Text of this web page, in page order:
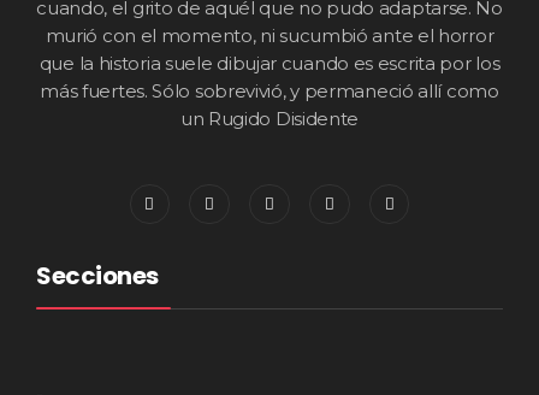
cuando, el grito de aquél que no pudo adaptarse. No
murió con el momento, ni sucumbió ante el horror
que la historia suele dibujar cuando es escrita por los
más fuertes. Sólo sobrevivió, y permaneció allí como
un Rugido Disidente
Secciones